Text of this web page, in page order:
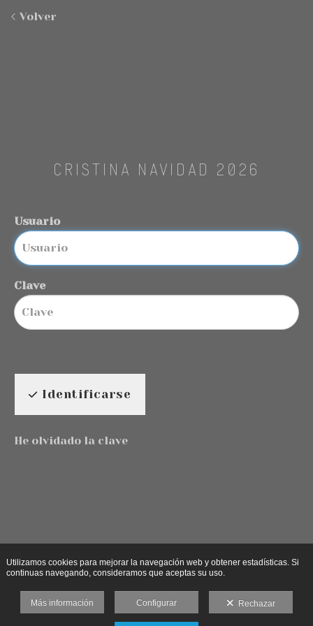
Volver
CRISTINA NAVIDAD 2026
Usuario
Clave
Identificarse
He olvidado la clave
Utilizamos cookies para mejorar la navegación web y obtener estadísticas. Si
continuas navegando, consideramos que aceptas su uso.
Más información Configurar Rechazar